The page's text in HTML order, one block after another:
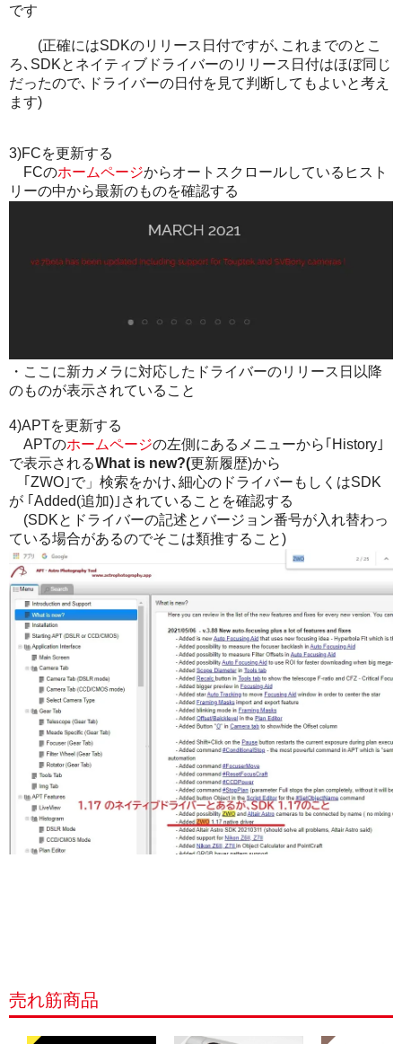
です
(正確にはSDKのリリース日付ですが､これまでのとこ
ろ､SDKとネイティブドライバーのリリース日付はほぼ同じ
だったので､ドライバーの日付を見て判断してもよいと考え
ます)
3)FCを更新する
FCのホームページからオートスクロールしているヒスト
リーの中から最新のものを確認する
・ここに新カメラに対応したドライバーのリリース日以降
のものが表示されていること
4)APTを更新する
APTのホームページの左側にあるメニューから｢History｣
で表示されるWhat is new?(更新履歴)から
｢ZWO｣で」検索をかけ､細心のドライバーもしくはSDK
が ｢Added(追加)｣されていることを確認する
(SDKとドライバーの記述とバージョン番号が入れ替わっ
ている場合があるのでそこは類推すること)
売れ筋商品